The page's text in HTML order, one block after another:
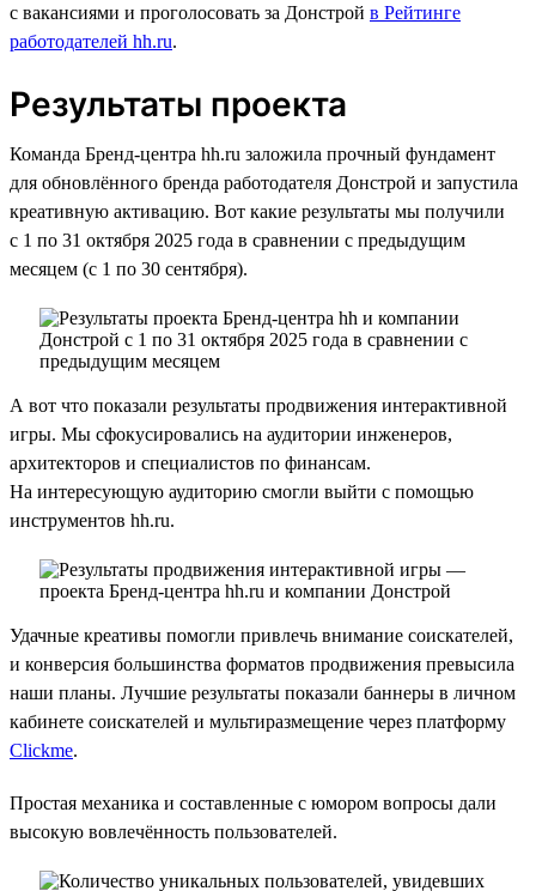
с вакансиями и проголосовать за Донстрой в Рейтинге
работодателей hh.ru.
Результаты проекта
Команда Бренд-центра hh.ru заложила прочный фундамент
для обновлённого бренда работодателя Донстрой и запустила
креативную активацию. Вот какие результаты мы получили
с 1 по 31 октября 2025 года в сравнении с предыдущим
месяцем (с 1 по 30 сентября).
А вот что показали результаты продвижения интерактивной
игры. Мы сфокусировались на аудитории инженеров,
архитекторов и специалистов по финансам.
На интересующую аудиторию смогли выйти с помощью
инструментов hh.ru.
Удачные креативы помогли привлечь внимание соискателей,
и конверсия большинства форматов продвижения превысила
наши планы. Лучшие результаты показали баннеры в личном
кабинете соискателей и мультиразмещение через платформу
Clickme.
Простая механика и составленные с юмором вопросы дали
высокую вовлечённость пользователей.